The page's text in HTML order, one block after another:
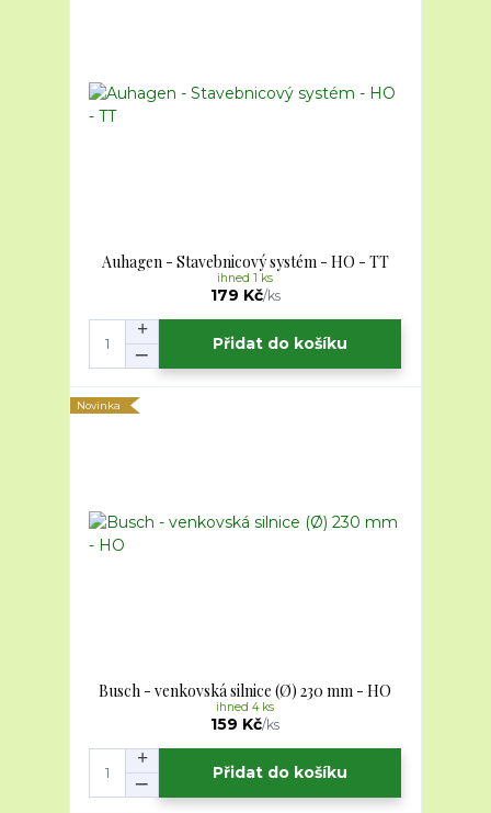
Auhagen - Stavebnicový systém - HO - TT
179 Kč/ks
ihned 1 ks
Přidat do košíku
Novinka
Busch - venkovská silnice (Ø) 230 mm - HO
159 Kč/ks
ihned 4 ks
Přidat do košíku